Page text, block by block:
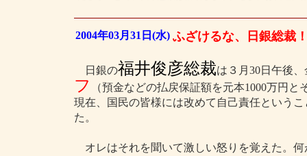
2004年03月31日(水) ふざけるな、日銀総裁
日銀の福井俊彦総裁は３月30日午後
フ
（預金などの払戻保証額を元本1000万円
現在、国民の皆様には改めて自己責任という
た。
オレはそれを聞いて激しい怒りを覚えた。